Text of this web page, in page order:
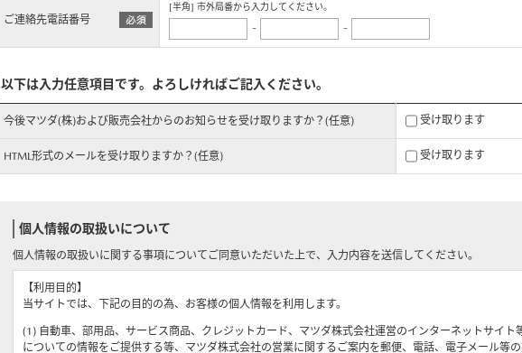
ご連絡先電話番号
[半角] 市外局番から入力してください。
- -
以下は入力任意項目です。よろしければご記入ください。
今後マツダ(株)および販売会社からのお知らせを受け取りますか？(任意) 受け取ります
HTML形式のメールを受け取りますか？(任意) 受け取ります
個人情報の取扱いについて
個人情報の取扱いに関する事項についてご同意いただいた上で、入力内容を送信してください。
【利用目的】
当サイトでは、下記の目的の為、お客様の個人情報を利用します。
(1) 自動車、部用品、サービス商品、クレジットカード、マツダ株式会社運営のインターネットサイト
についての情報をご提供する等、マツダ株式会社の営業に関するご案内を郵便、電話、電子メール等